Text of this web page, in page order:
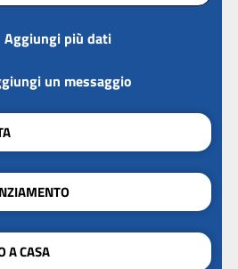
Aggiungi più dati
un messaggio
A CASA